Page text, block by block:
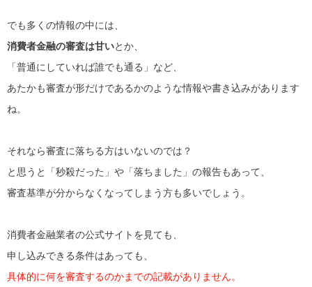
でも多くの情報の中には、
消費者金融の審査は甘いとか、
「普通にしていれば誰でも通る」など、
あたかも審査が形だけであるかのような情報や書き込みがあります
ね。
それなら審査に落ちる方はいないのでは？
と思うと「秒殺だった」や「落ちました」の報告もあって、
審査基準が分からなくなってしまう方も多いでしょう。
消費者金融業者の公式サイトを見ても、
申し込みできる条件はあっても、
具体的に何を審査するのかまでの記載がありません。